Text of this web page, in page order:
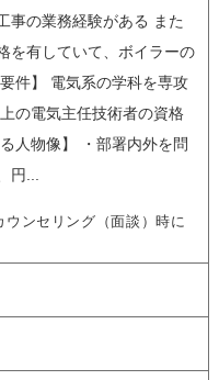
事の業務経験がある また
を有していて、ボイラーの
件】 電気系の学科を専攻
の電気主任技術者の資格
人物像】 ・部署内外を問
円...
ンセリング（面談）時に